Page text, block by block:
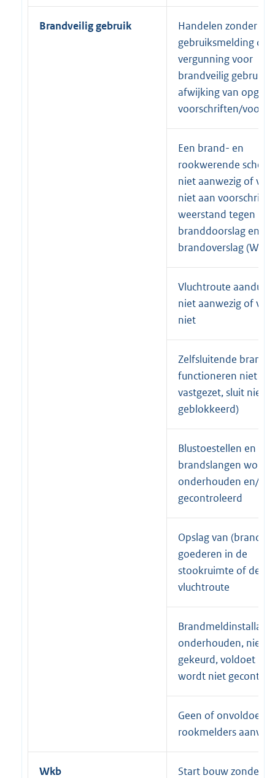
Brandveilig gebruik
Handelen zonder
gebruiksmelding of
vergunning voor
brandveilig gebruik
afwijking van
voorschriften/
Een brand- en
rookwerende
niet aanwezig of
niet aan
weerstand tegen
branddoorslag en
brandoverslag
Vluchtroute
niet aanwezig of
niet
Zelfsluitende
functioneren niet
vastgezet, sluit niet
geblokkeerd)
Blustoestellen en
brandslangen
onderhouden en/of
gecontroleerd
Opslag van
goederen in de
stookruimte of de
vluchtroute
onderhouden, niet
gekeurd, voldoet
wordt niet
Geen of
rookmelders
Wkb Start bouw zonder of